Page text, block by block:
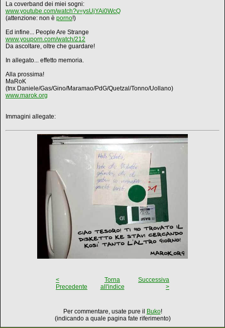
La coverband dei miei sogni:
www.youtube.com/watch?v=ysUjYAi0WcQ
(attenzione: non è porno!)
Ed infine... People Are Strange
www.youporn.com/watch/212
Da ascoltare, oltre che guardare!
In allegato... effetto memoria.
Alla prossima!
MaRoK
(tnx Daniele/Gas/Gino/Maramao/PdG/Quetzal/Tonno/Uollano)
www.marok.org
Immagini allegate:
<
Precedente
Torna
all'indice
Successiva
>
Per commentare, usate pure il Buko!
(indicando a quale pagina fate riferimento)